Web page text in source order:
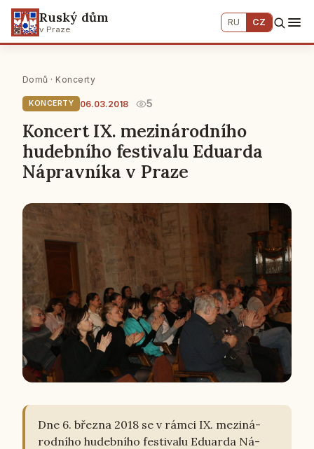
Ruský dům
v Praze
RU CZ
Domů · Koncerty
KONCERTY 06.03.2018 5
Koncert IX. mezinárodního
hudebního festivalu Eduarda
Nápravníka v Praze
Dne 6. března 2018 se v rámci IX. me­zi­ná­
rod­ní­ho hu­deb­ní­ho fes­ti­va­lu Edu­ar­da Ná­